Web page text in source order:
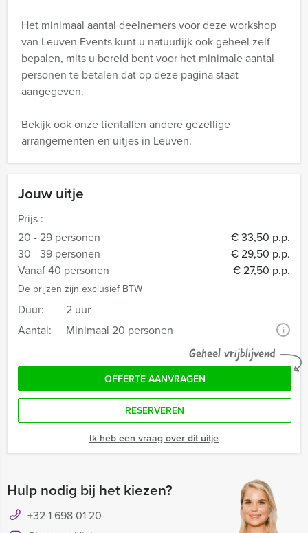
Jouw uitje
Prijs :
20 - 29 personen
€ 33,50 p.p.
30 - 39 personen
€ 29,50 p.p.
Vanaf 40 personen
€ 27,50 p.p.
De prijzen zijn exclusief BTW
Duur:
2 uur
Aantal:
Minimaal 20 personen i
Geheel vrijblijvend
OFFERTE AANVRAGEN
RESERVEREN
Ik heb een vraag over dit uitje
Hulp nodig bij het kiezen?
+32 1 698 01 20
Het minimaal aantal deelnemers voor deze workshop
van Leuven Events kunt u natuurlijk ook geheel zelf
bepalen, mits u bereid bent voor het minimale aantal
personen te betalen dat op deze pagina staat
aangegeven.
Bekijk ook onze tientallen andere gezellige
arrangementen en uitjes in Leuven.